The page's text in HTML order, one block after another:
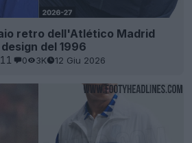
retro dell'Atlético Madrid
del 1996
11 0 3K 12 Giu 2026